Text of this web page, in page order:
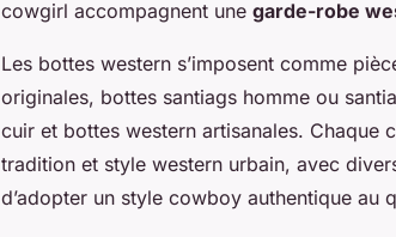
cowgirl accompagnent une garde-robe
Les bottes western s’imposent comme
originales, bottes santiags homme ou
cuir et bottes western artisanales. Chaque
tradition et style western urbain, avec
d’adopter un style cowboy authentique au